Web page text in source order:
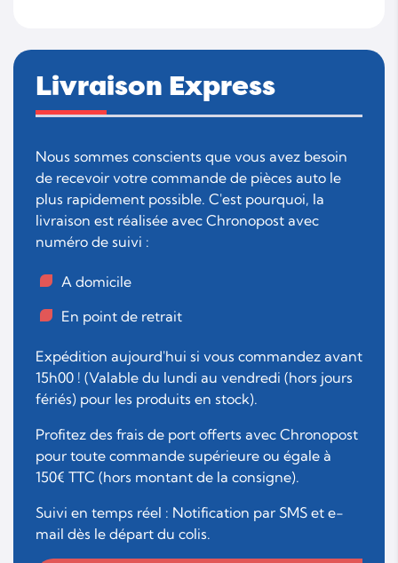
Livraison Express
Nous sommes conscients que vous avez besoin
de recevoir votre commande de pièces auto le
plus rapidement possible. C'est pourquoi, la
livraison est réalisée avec Chronopost avec
numéro de suivi :
A domicile
En point de retrait
Expédition aujourd'hui si vous commandez avant
15h00 ! (Valable du lundi au vendredi (hors jours
fériés) pour les produits en stock).
Profitez des frais de port offerts avec Chronopost
pour toute commande supérieure ou égale à
150€ TTC (hors montant de la consigne).
Suivi en temps réel : Notification par SMS et e-
mail dès le départ du colis.